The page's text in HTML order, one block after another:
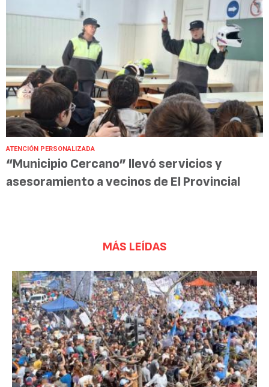
ATENCIÓN PERSONALIZADA
“Municipio Cercano” llevó servicios y
asesoramiento a vecinos de El Provincial
MÁS LEÍDAS